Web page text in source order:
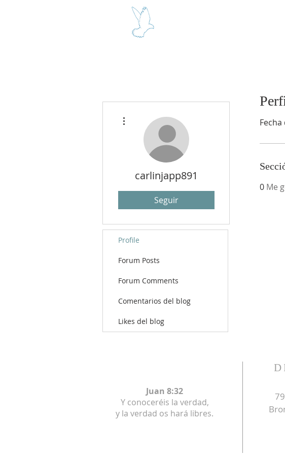
SEÑOR Y REY
0 Me
carlinjapp891
Seguir
Profile
Forum Posts
Forum Comments
Comentarios del blog
Likes del blog
Juan 8:32
Y conoceréis la verdad,
y la verdad os hará libres.